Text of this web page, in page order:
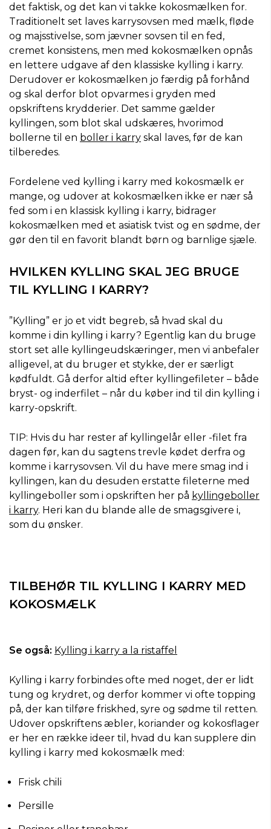
det faktisk, og det kan vi takke kokosmælken for.
Traditionelt set laves karrysovsen med mælk, fløde
og majsstivelse, som jævner sovsen til en fed,
cremet konsistens, men med kokosmælken opnås
en lettere udgave af den klassiske kylling i karry.
Derudover er kokosmælken jo færdig på forhånd
og skal derfor blot opvarmes i gryden med
opskriftens krydderier. Det samme gælder
kyllingen, som blot skal udskæres, hvorimod
bollerne til en boller i karry skal laves, før de kan
tilberedes.
Fordelene ved kylling i karry med kokosmælk er
mange, og udover at kokosmælken ikke er nær så
fed som i en klassisk kylling i karry, bidrager
kokosmælken med et asiatisk tvist og en sødme, der
gør den til en favorit blandt børn og barnlige sjæle.
HVILKEN KYLLING SKAL JEG BRUGE
TIL KYLLING I KARRY?
”Kylling” er jo et vidt begreb, så hvad skal du
komme i din kylling i karry? Egentlig kan du bruge
stort set alle kyllingeudskæringer, men vi anbefaler
alligevel, at du bruger et stykke, der er særligt
kødfuldt. Gå derfor altid efter kyllingefileter – både
bryst- og inderfilet – når du køber ind til din kylling i
karry-opskrift.
TIP: Hvis du har rester af kyllingelår eller -filet fra
dagen før, kan du sagtens trevle kødet derfra og
komme i karrysovsen. Vil du have mere smag ind i
kyllingen, kan du desuden erstatte fileterne med
kyllingeboller som i opskriften her på kyllingeboller
i karry. Heri kan du blande alle de smagsgivere i,
som du ønsker.
TILBEHØR TIL KYLLING I KARRY MED
KOKOSMÆLK
Se også: Kylling i karry a la ristaffel
Kylling i karry forbindes ofte med noget, der er lidt
tung og krydret, og derfor kommer vi ofte topping
på, der kan tilføre friskhed, syre og sødme til retten.
Udover opskriftens æbler, koriander og kokosflager
er her en række ideer til, hvad du kan supplere din
kylling i karry med kokosmælk med:
Frisk chili
Persille